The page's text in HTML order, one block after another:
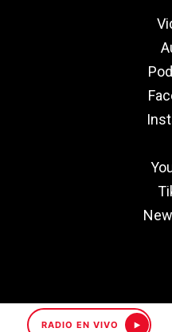
RADIO EN VIVO